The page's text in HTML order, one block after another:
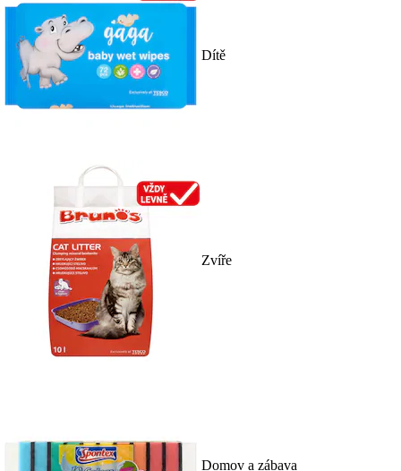
Dítě
Zvíře
Domov a zábava